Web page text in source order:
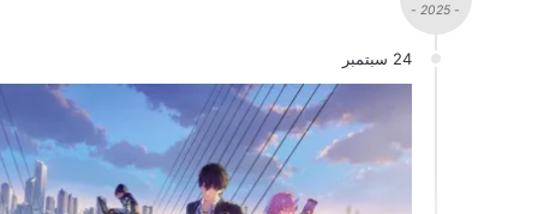
- 2025 -
24 سبتمبر